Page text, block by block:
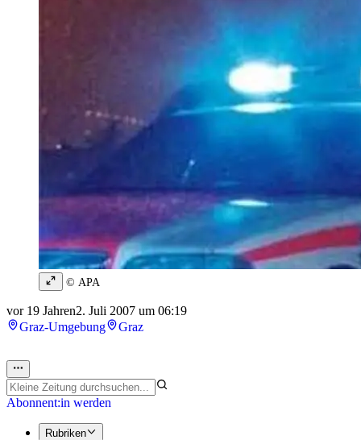
© APA
vor 19 Jahren2. Juli 2007 um 06:19
Graz-Umgebung
Graz
Abonnent:in werden
Rubriken